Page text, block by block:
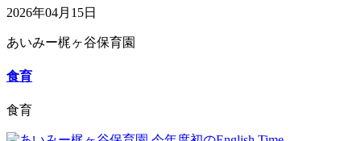
2026年04月15日
あいみー梶ヶ谷保育園
食育
食育